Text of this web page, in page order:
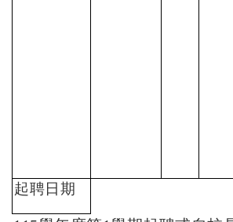
起聘日期